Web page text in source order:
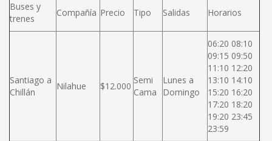
Buses y
trenes
Compañía Precio Tipo Salidas Horarios
Santiago a
Chillán
Nilahue $12.000
Semi
Cama
Lunes a
Domingo
06:20 08:10
09:15 09:50
11:10 12:20
13:10 14:10
15:20 16:20
17:20 18:20
19:20 23:45
23:59